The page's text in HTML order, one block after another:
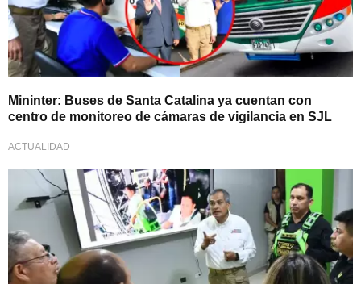
Mininter: Buses de Santa Catalina ya cuentan con
centro de monitoreo de cámaras de vigilancia en SJL
ACTUALIDAD
Mucha atención